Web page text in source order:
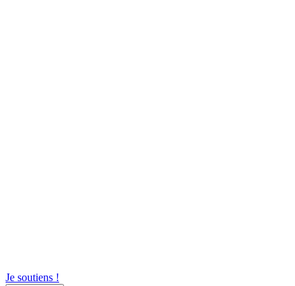
Je soutiens !